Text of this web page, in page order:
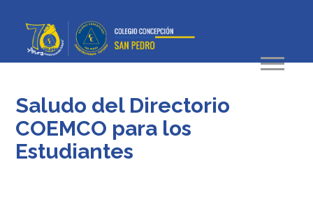
Saludo del Directorio
COEMCO para los
Estudiantes